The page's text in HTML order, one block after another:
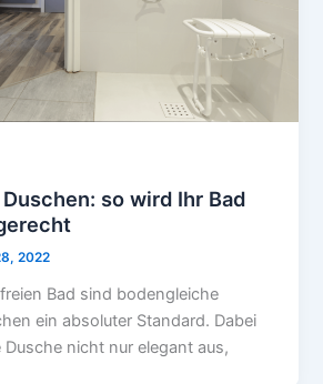
so wird Ihr Bad
2022
Bad sind bodengleiche
ein absoluter Standard. Dabei
nicht nur elegant aus,